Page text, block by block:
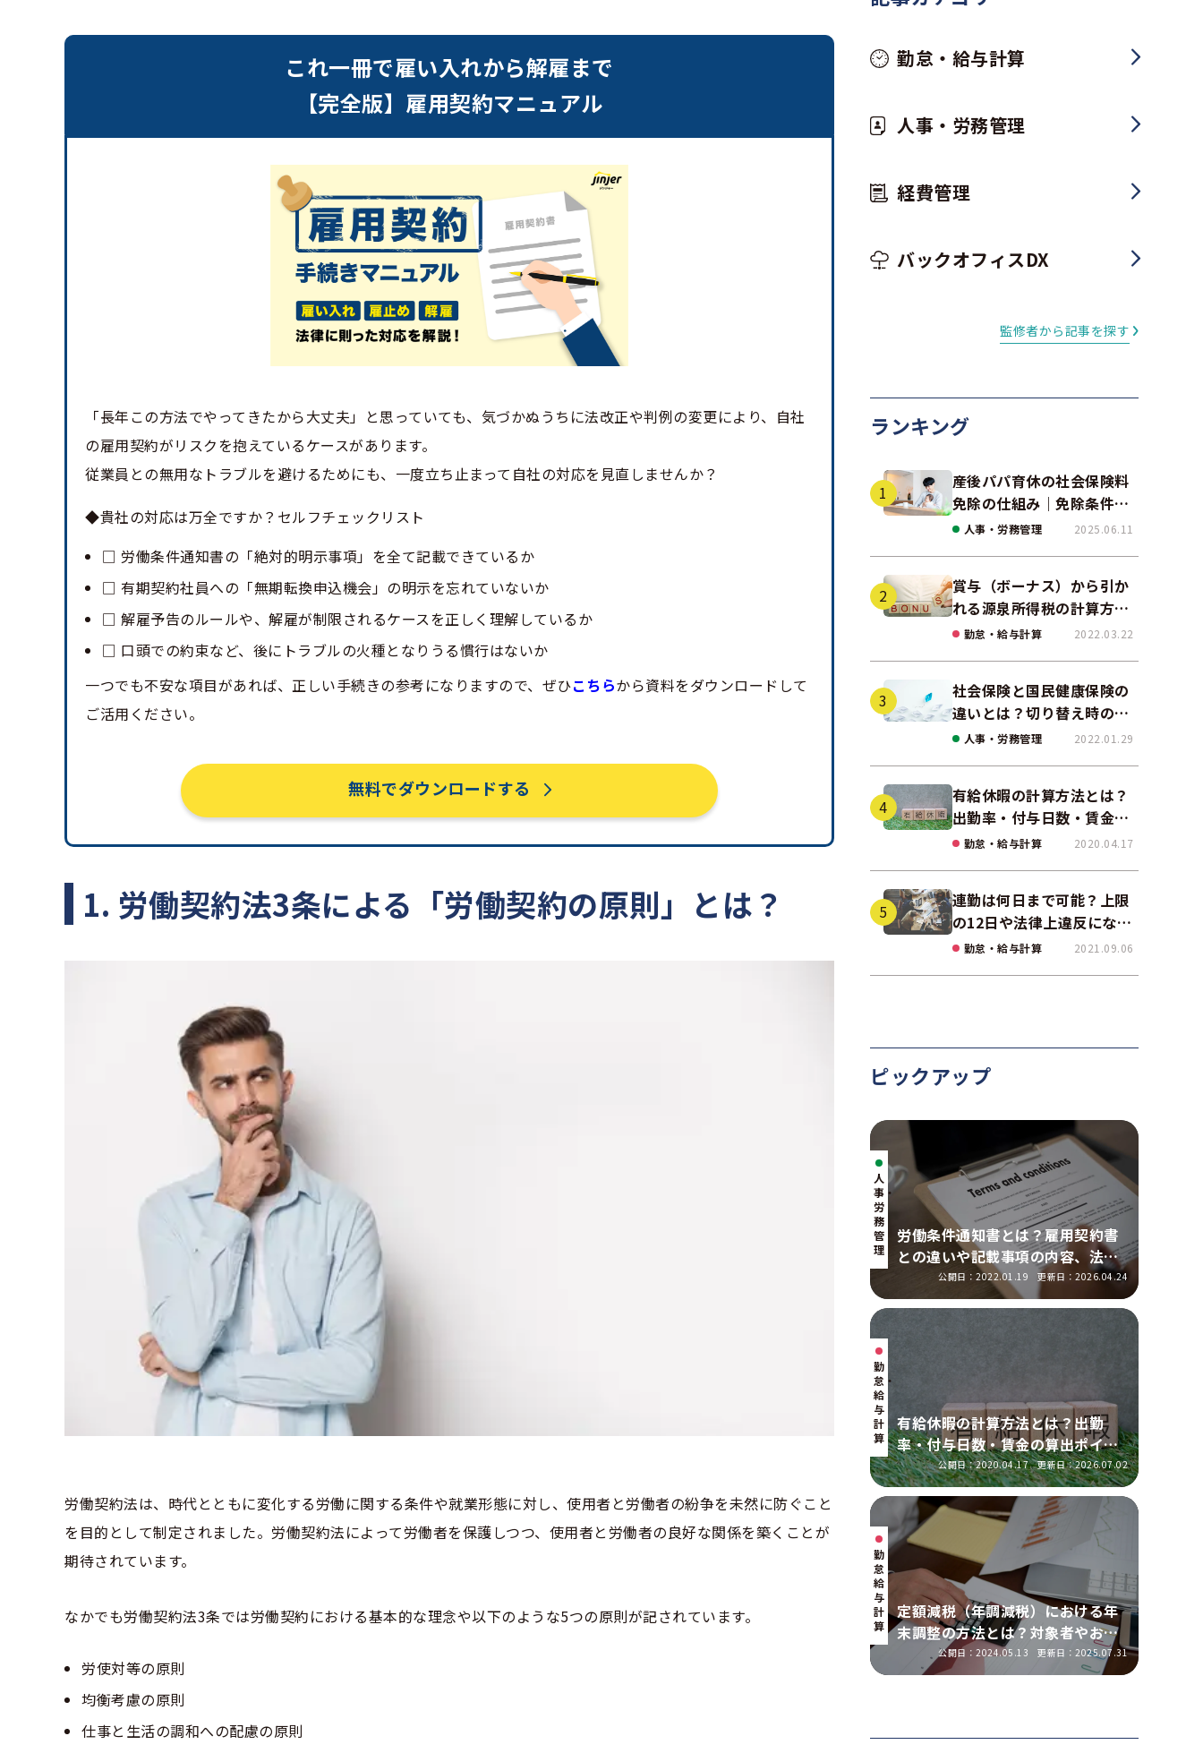
これ一冊で雇い入れから解雇まで
【完全版】雇用契約マニュアル
「長年この方法でやってきたから大丈夫」と思っていても、気づかぬうちに法改正や判例の変更により、自社
の雇用契約がリスクを抱えているケースがあります。
従業員との無用なトラブルを避けるためにも、一度立ち止まって自社の対応を見直しませんか？
◆貴社の対応は万全ですか？セルフチェックリスト
□ 労働条件通知書の「絶対的明示事項」を全て記載できているか
□ 有期契約社員への「無期転換申込機会」の明示を忘れていないか
□ 解雇予告のルールや、解雇が制限されるケースを正しく理解しているか
□ 口頭での約束など、後にトラブルの火種となりうる慣行はないか
一つでも不安な項目があれば、正しい手続きの参考になりますので、ぜひこちらから資料をダウンロードして
ご活用ください。
無料でダウンロードする
1. 労働契約法3条による「労働契約の原則」とは？
労働契約法は、時代とともに変化する労働に関する条件や就業形態に対し、使用者と労働者の紛争を未然に防ぐこと
を目的として制定されました。労働契約法によって労働者を保護しつつ、使用者と労働者の良好な関係を築くことが
期待されています。
なかでも労働契約法3条では労働契約における基本的な理念や以下のような5つの原則が記されています。
労使対等の原則
均衡考慮の原則
仕事と生活の調和への配慮の原則
勤怠・給与計算
人事・労務管理
経費管理
バックオフィスDX
監修者から記事を探す
ランキング
産後パパ育休の社会保険料
免除の仕組み｜免除条件と
事例、手続きの注意点を解
人事・労務管理 2025.06.11
賞与（ボーナス）から引か
れる源泉所得税の計算方法
をわかりやすく解説
勤怠・給与計算 2022.03.22
社会保険と国民健康保険の
違いとは？切り替え時の手
続きや任意継続について解
人事・労務管理 2022.01.29
有給休暇の計算方法とは？
出勤率・付与日数・賃金の
算出ポイントを実務に即し
勤怠・給与計算 2020.04.17
連勤は何日まで可能？上限
の12日や法律上違反になる
場合も解説
勤怠・給与計算 2021.09.06
ピックアップ
人
事・
労
務
管
理
労働条件通知書とは？雇用契約書
との違いや記載事項の内容、法改
正の明示ルールを解説
公開日：2022.01.19 更新日：2026.04.24
勤
怠・
給
与
計
算
有給休暇の計算方法とは？出勤
率・付与日数・賃金の算出ポイン
トを実務に即して解説
公開日：2020.04.17 更新日：2026.07.02
勤
怠・
給
与
計
算
定額減税（年調減税）における年
末調整の方法とは？対象者やおこ
なう手順を解説
公開日：2024.05.13 更新日：2025.07.31